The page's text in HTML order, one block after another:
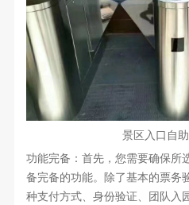
景区入口自
功能完备：首先，您需要确保所
备完备的功能。除了基本的票务
种支付方式、身份验证、团队入